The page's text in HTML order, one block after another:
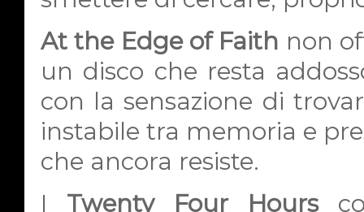
At the Edge of Faith non
un disco che resta
con la sensazione di
instabile tra memoria e
che ancora resiste.
I Twenty Four Hours